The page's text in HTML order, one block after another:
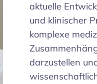
aktuelle
und klinischer
komplexe
darzustellen